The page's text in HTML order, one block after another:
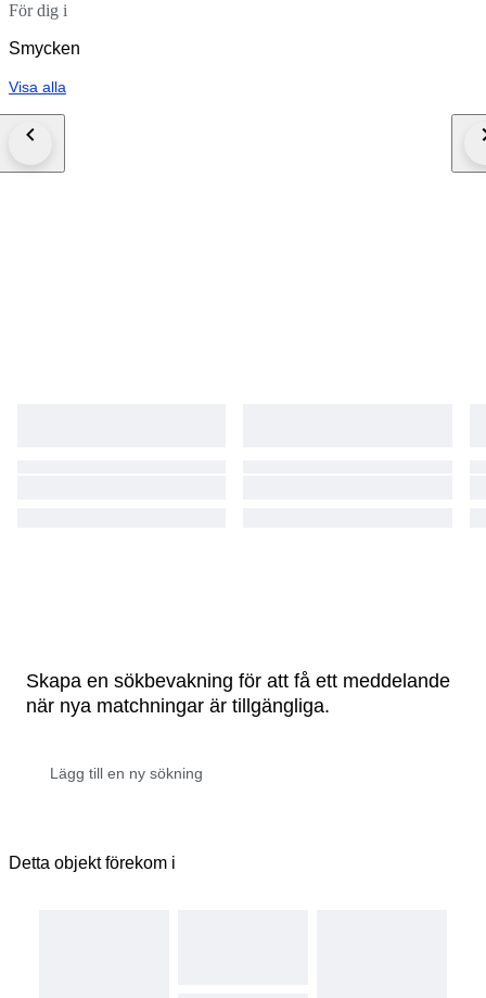
För dig i
Smycken
Visa alla
Skapa en sökbevakning för att få ett meddelande
när nya matchningar är tillgängliga.
Detta objekt förekom i